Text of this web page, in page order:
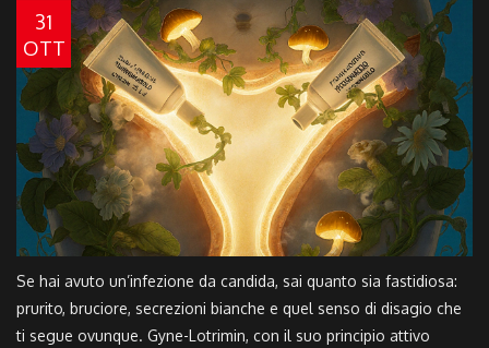
31
OTT
Se hai avuto un’infezione da candida, sai quanto sia fastidiosa:
prurito, bruciore, secrezioni bianche e quel senso di disagio che
ti segue ovunque. Gyne-Lotrimin, con il suo principio attivo